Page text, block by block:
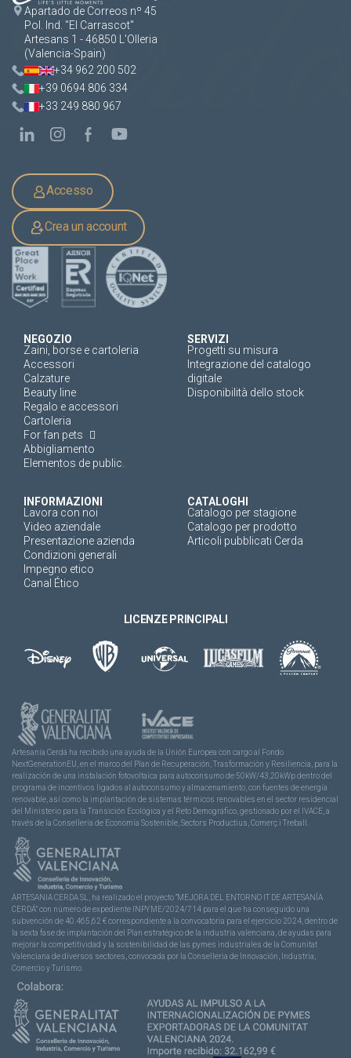
Apartado de Correos nº 45
Pol. Ind. "El Carrascot"
Artesans 1 - 46850 L'Olleria
(Valencia-Spain)
+34 962 200 502
+39 0694 806 334
+33 249 880 967
Accesso
Crea un account
NEGOZIO
Zaini, borse e cartoleria
Accessori
Calzature
Beauty line
Regalo e accessori
Cartoleria
For fan pets
Abbigliamento
Elementos de public.
SERVIZI
Progetti su misura
Integrazione del catalogo
digitale
Disponibilità dello stock
INFORMAZIONI
Lavora con noi
Video aziendale
Presentazione azienda
Condizioni generali
Impegno etico
Canal Ético
CATALOGHI
Catalogo per stagione
Catalogo per prodotto
Articoli pubblicati Cerda
LICENZE PRINCIPALI
Artesanía Cerdá ha recibido una ayuda de la Unión Europea con cargo al Fondo
NextGenerationEU, en el marco del Plan de Recuperación, Trasformación y Resiliencia, para la
realización de una instalación fotovoltaica para autoconsumo de 50kW/43,20kWp dentro del
programa de incentivos ligados al autoconsumo y almacenamiento, con fuentes de energía
renovable, así como la implantación de sistemas térmicos renovables en el sector residencial
del Ministerio para la Transición Ecológica y el Reto Demográfico, gestionado por el IVACE, a
través de la Consellería de Economía Sostenible, Sectors Productius, Comerç i Treball.
ARTESANIA CERDA SL, ha realizado el proyecto “MEJORA DEL ENTORNO IT DE ARTESANÍA
CERDÁ” con número de expediente INPYME/2024/714 para el que ha conseguido una
subvención de 40.465,62 € correspondiente a la convocatoria para el ejercicio 2024, dentro de
la sexta fase de implantación del Plan estratégico de la industria valenciana, de ayudas para
mejorar la competitividad y la sostenibilidad de las pymes industriales de la Comunitat
Valenciana de diversos sectores, convocada por la Conselleria de Innovación, Industria,
Comercio y Turismo.